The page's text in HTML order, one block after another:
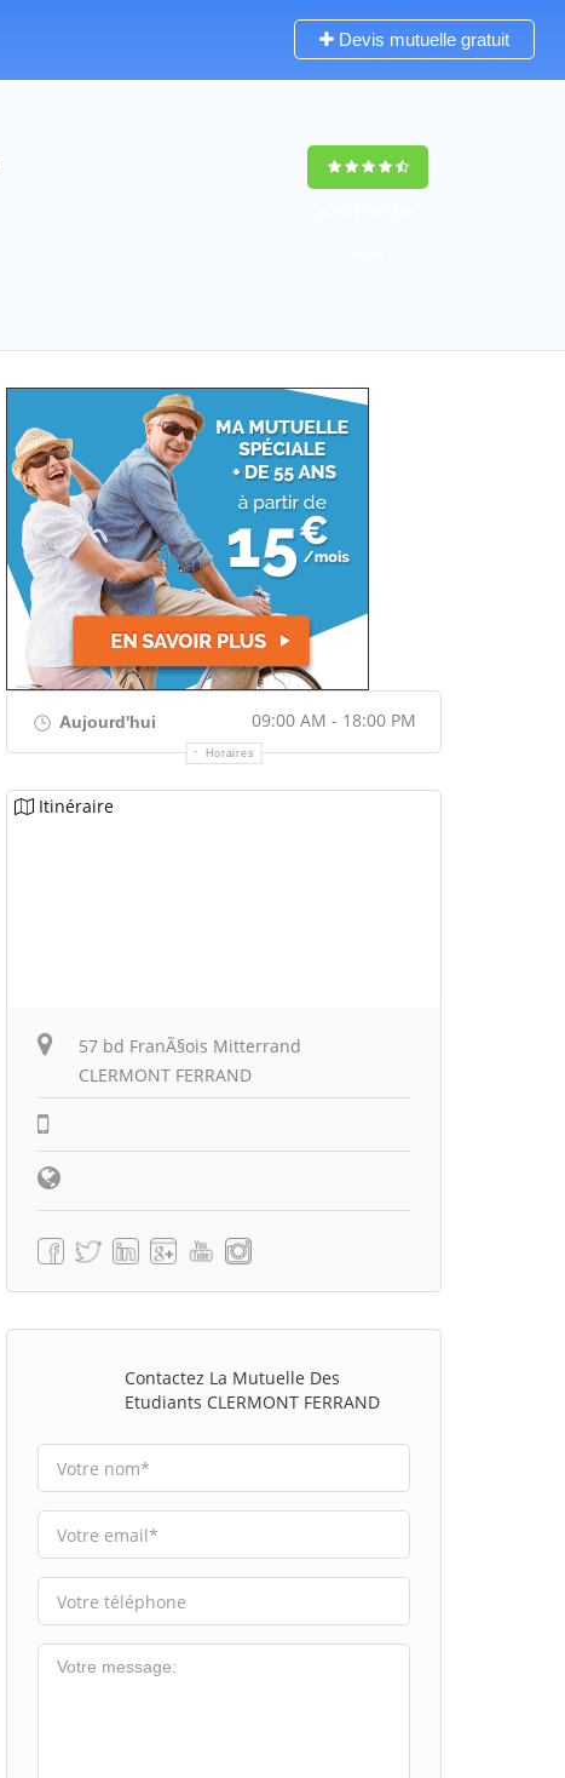
Devis mutuelle gratuit
Aujourd'hui 09:00 AM - 18:00 PM
Horaires
Itinéraire
57 bd FranÃ§ois Mitterrand
CLERMONT FERRAND
Contactez La Mutuelle Des
Etudiants CLERMONT FERRAND